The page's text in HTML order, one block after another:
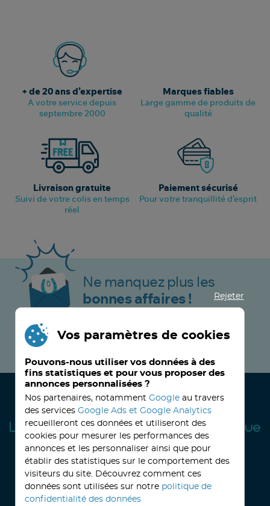
+ de 20 ans d’expertise
A votre service depuis
septembre 2000
Marques fiables
Large gamme de produits de
qualité
Livraison gratuite
Suivi de votre colis en temps
réel
Paiement sécurisé
Pour votre tranquillité d’esprit
Ne manquez plus les
bonnes affaires !
JE M’INSCRIS MAINTENANT !
32, avenue Haussmann33390 BLAYE
Lundi14h-18hMardi à vendredi8h30-12h00 - 14h-18h
Le Samedi9h30 - 12h30
Rejeter
Vos paramètres de cookies
Pouvons-nous utiliser vos données à des
fins statistiques et pour vous proposer des
annonces personnalisées ?
Nos partenaires, notamment Google au travers
des services Google Ads et Google Analytics
recueilleront ces données et utiliseront des
cookies pour mesurer les performances des
annonces et les personnaliser ainsi que pour
établir des statistiques sur le comportement des
visiteurs du site. Découvrez comment ces
données sont utilisées sur notre politique de
confidentialité des données